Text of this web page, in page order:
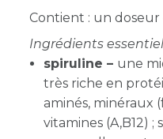
Contient : un
Ingrédients
spiruline – une
très riche en
aminés, minéraux
vitamines (A,B12) ; s